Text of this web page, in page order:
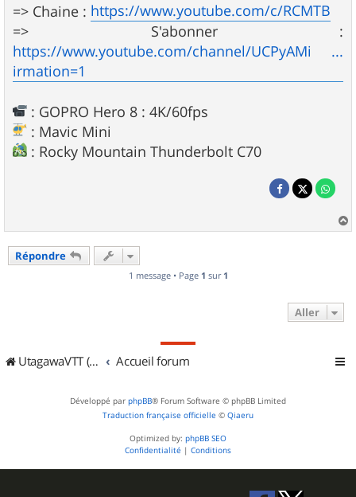
=> Chaine : https://www.youtube.com/c/RCMTB
=> S'abonner :
https://www.youtube.com/channel/UCPyAMi ...
irmation=1
: GOPRO Hero 8 : 4K/60fps
: Mavic Mini
: Rocky Mountain Thunderbolt C70
a
Répondre
1 message • Page 1 sur 1
Aller
UtagawaVTT (Randos VTT et VTTAE avec traces GPS) Accueil forum
Développé par phpBB® Forum Software © phpBB Limited
Traduction française officielle © Qiaeru
Optimized by: phpBB SEO
Confidentialité | Conditions